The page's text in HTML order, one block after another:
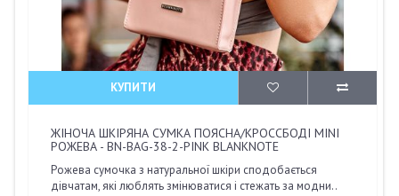
КУПИТИ
ЖІНОЧА ШКІРЯНА СУМКА ПОЯСНА/КРОССБОДІ MINI
РОЖЕВА - BN-BAG-38-2-PINK BLANKNOTE
Рожева сумочка з натуральної шкіри сподобається
дівчатам, які люблять змінюватися і стежать за модни..